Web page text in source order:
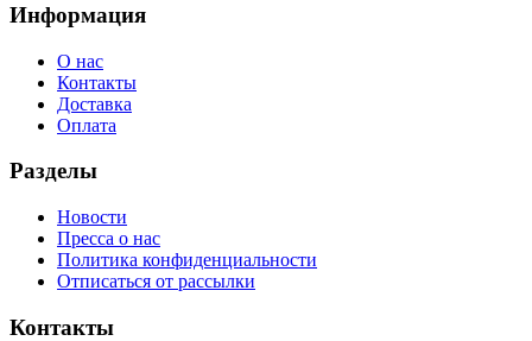
Информация
О нас
Контакты
Доставка
Оплата
Разделы
Новости
Пресса о нас
Политика конфиденциальности
Отписаться от рассылки
Контакты